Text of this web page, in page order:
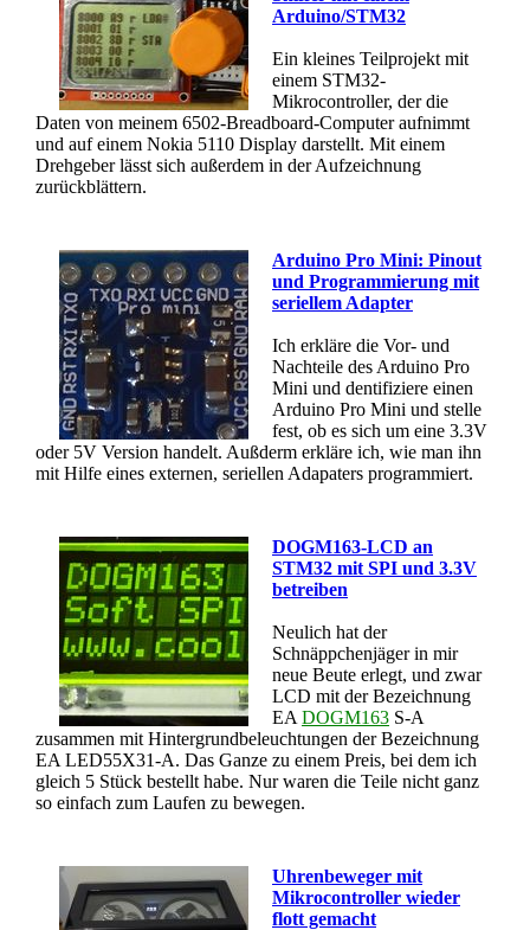
Arduino/STM32
Ein kleines Teilprojekt mit
einem STM32-
Mikrocontroller, der die
Daten von meinem 6502-Breadboard-Computer aufnimmt
und auf einem Nokia 5110 Display darstellt. Mit einem
Drehgeber lässt sich außerdem in der Aufzeichnung
zurückblättern.
Arduino Pro Mini: Pinout
und Programmierung mit
seriellem Adapter
Ich erkläre die Vor- und
Nachteile des Arduino Pro
Mini und dentifiziere einen
Arduino Pro Mini und stelle
fest, ob es sich um eine 3.3V
oder 5V Version handelt. Außderm erkläre ich, wie man ihn
mit Hilfe eines externen, seriellen Adapaters programmiert.
DOGM163-LCD an
STM32 mit SPI und 3.3V
betreiben
Neulich hat der
Schnäppchenjäger in mir
neue Beute erlegt, und zwar
LCD mit der Bezeichnung
EA DOGM163 S-A
zusammen mit Hintergrundbeleuchtungen der Bezeichnung
EA LED55X31-A. Das Ganze zu einem Preis, bei dem ich
gleich 5 Stück bestellt habe. Nur waren die Teile nicht ganz
so einfach zum Laufen zu bewegen.
Uhrenbeweger mit
Mikrocontroller wieder
flott gemacht